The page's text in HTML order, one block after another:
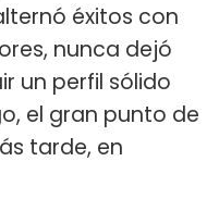
éxitos con
nunca dejó
un perfil sólido
el gran punto de
tarde, en